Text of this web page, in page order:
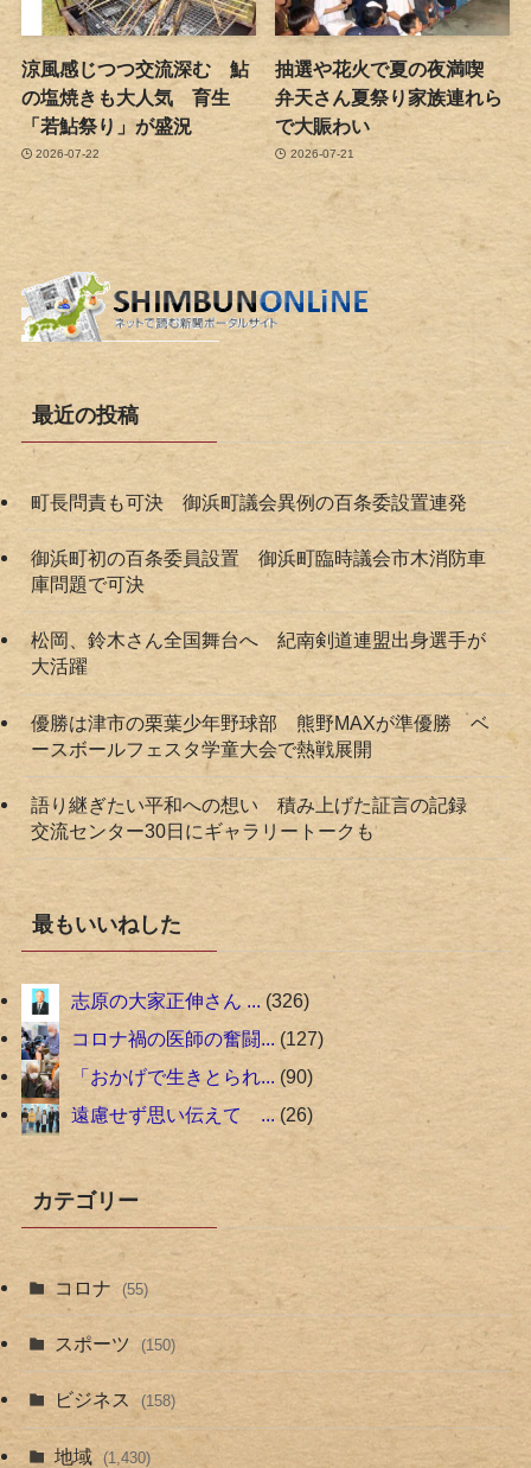
涼風感じつつ交流深む 鮎
の塩焼きも大人気 育生
「若鮎祭り」が盛況
2026-07-22
抽選や花火で夏の夜満喫
弁天さん夏祭り家族連れら
で大賑わい
2026-07-21
最近の投稿
町長問責も可決 御浜町議会異例の百条委設置連発
御浜町初の百条委員設置 御浜町臨時議会市木消防車
庫問題で可決
松岡、鈴木さん全国舞台へ 紀南剣道連盟出身選手が
大活躍
優勝は津市の栗葉少年野球部 熊野MAXが準優勝 ベ
ースボールフェスタ学童大会で熱戦展開
語り継ぎたい平和への想い 積み上げた証言の記録
交流センター30日にギャラリートークも
最もいいねした
志原の大家正伸さん ... 326
コロナ禍の医師の奮闘... 127
「おかげで生きとられ... 90
遠慮せず思い伝えて ... 26
カテゴリー
コロナ (55)
スポーツ (150)
ビジネス (158)
地域 (1,430)